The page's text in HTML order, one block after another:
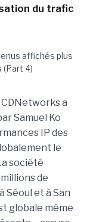
du trafic
a
Samuel Ko
IP des
le
société
de
Séoul et à San
globale même